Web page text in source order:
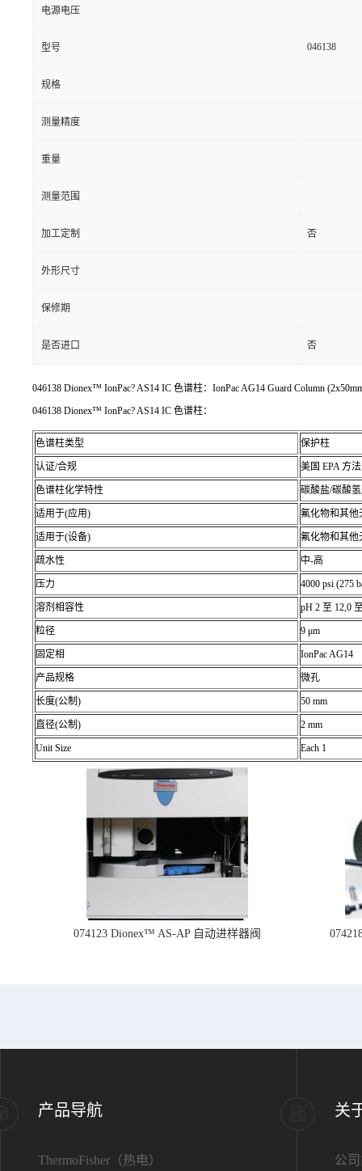
电源电压
型号 046138
规格
测量精度
重量
测量范围
加工定制 否
外形尺寸
保修期
是否进口 否
046138 Dionex™ IonPac? AS14 IC 色谱柱：IonPac AG14 Guard Column
046138 Dionex™ IonPac? AS14 IC 色谱柱：
色谱柱类型 保护柱
认证/合规 美国 EPA 方
色谱柱化学特性 碳酸盐/碳酸
适用于(应用) 氟化物和其他
适用于(设备) 氟化物和其他
疏水性 中-高
压力 4000 psi (275
溶剂相容性 pH 2 至 12,0
粒径 9 μm
固定相 IonPac AG14
产品规格 微孔
长度(公制) 50 mm
直径(公制) 2 mm
Unit Size Each 1
074123 Dionex™ AS-AP 自动进样器阀
产品导航
ThermoFisher（热电）
关
公